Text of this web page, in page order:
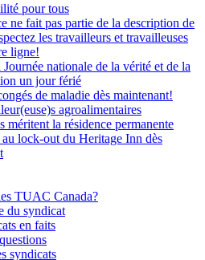
pour tous
ne fait pas partie de la description de
les travailleurs et travailleuses
ligne!
Journée nationale de la vérité et de la
un jour férié
de maladie dès maintenant!
agroalimentaires
méritent la résidence permanente
lock-out du Heritage Inn dès
TUAC Canada?
du syndicat
en faits
syndicats